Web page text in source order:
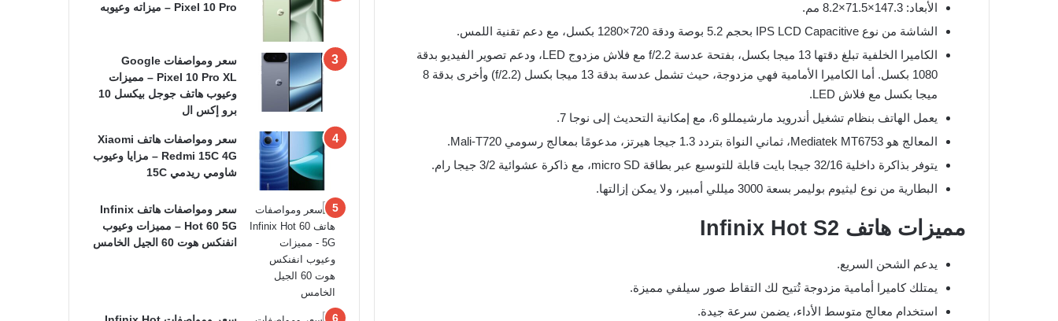
الأبعاد: 147.3×71.5×8.2 مم.
الشاشة من نوع IPS LCD Capacitive بحجم 5.2 بوصة ودقة 720×1280 بكسل، مع دعم تقنية اللمس.
الكاميرا الخلفية تبلغ دقتها 13 ميجا بكسل، بفتحة عدسة f/2.2 مع فلاش مزدوج LED، ودعم تصوير الفيديو بدقة
1080 بكسل. أما الكاميرا الأمامية فهي مزدوجة، حيث تشمل عدسة بدقة 13 ميجا بكسل (f/2.2) وأخرى بدقة 8
ميجا بكسل مع فلاش LED.
يعمل الهاتف بنظام تشغيل أندرويد مارشيمللو 6، مع إمكانية التحديث إلى نوجا 7.
المعالج هو Mediatek MT6753، ثماني النواة بتردد 1.3 جيجا هيرتز، مدعومًا بمعالج رسومي Mali-T720.
يتوفر بذاكرة داخلية 32/16 جيجا بايت قابلة للتوسيع عبر بطاقة micro SD، مع ذاكرة عشوائية 3/2 جيجا رام.
البطارية من نوع ليثيوم بوليمر بسعة 3000 ميللي أمبير، ولا يمكن إزالتها.
مميزات هاتف Infinix Hot S2
يدعم الشحن السريع.
يمتلك كاميرا أمامية مزدوجة تُتيح لك التقاط صور سيلفي مميزة.
استخدام معالج متوسط الأداء، يضمن سرعة جيدة.
Pixel 10 Pro – ميزاته وعيوبه
سعر ومواصفات Google
Pixel 10 Pro XL – مميزات
وعيوب هاتف جوجل بيكسل 10
برو إكس ال
سعر ومواصفات هاتف Xiaomi
Redmi 15C 4G – مزايا وعيوب
شاومي ريدمي 15C
سعر ومواصفات هاتف Infinix
Hot 60 5G – مميزات وعيوب
انفنكس هوت 60 الجيل الخامس